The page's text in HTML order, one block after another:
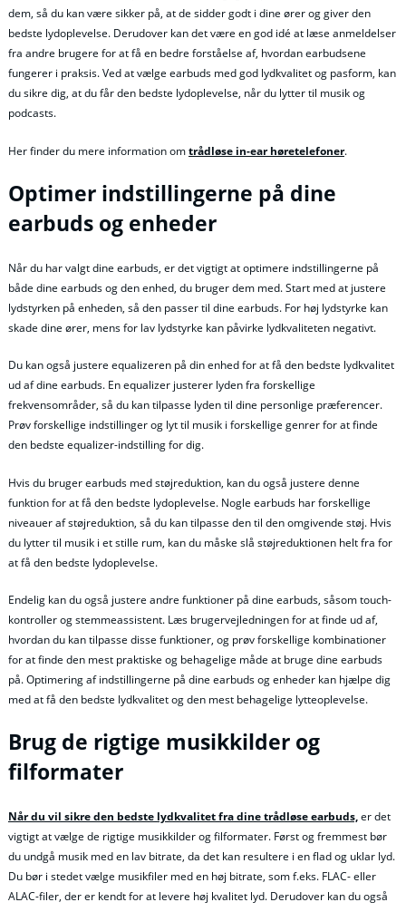
dem, så du kan være sikker på, at de sidder godt i dine ører og giver den
bedste lydoplevelse. Derudover kan det være en god idé at læse anmeldelser
fra andre brugere for at få en bedre forståelse af, hvordan earbudsene
fungerer i praksis. Ved at vælge earbuds med god lydkvalitet og pasform, kan
du sikre dig, at du får den bedste lydoplevelse, når du lytter til musik og
podcasts.
Her finder du mere information omtrådløse in-ear høretelefoner.
Optimer indstillingerne på dine
earbuds og enheder
Når du har valgt dine earbuds, er det vigtigt at optimere indstillingerne på
både dine earbuds og den enhed, du bruger dem med. Start med at justere
lydstyrken på enheden, så den passer til dine earbuds. For høj lydstyrke kan
skade dine ører, mens for lav lydstyrke kan påvirke lydkvaliteten negativt.
Du kan også justere equalizeren på din enhed for at få den bedste lydkvalitet
ud af dine earbuds. En equalizer justerer lyden fra forskellige
frekvensområder, så du kan tilpasse lyden til dine personlige præferencer.
Prøv forskellige indstillinger og lyt til musik i forskellige genrer for at finde
den bedste equalizer-indstilling for dig.
Hvis du bruger earbuds med støjreduktion, kan du også justere denne
funktion for at få den bedste lydoplevelse. Nogle earbuds har forskellige
niveauer af støjreduktion, så du kan tilpasse den til den omgivende støj. Hvis
du lytter til musik i et stille rum, kan du måske slå støjreduktionen helt fra for
at få den bedste lydoplevelse.
Endelig kan du også justere andre funktioner på dine earbuds, såsom touch-
kontroller og stemmeassistent. Læs brugervejledningen for at finde ud af,
hvordan du kan tilpasse disse funktioner, og prøv forskellige kombinationer
for at finde den mest praktiske og behagelige måde at bruge dine earbuds
på. Optimering af indstillingerne på dine earbuds og enheder kan hjælpe dig
med at få den bedste lydkvalitet og den mest behagelige lytteoplevelse.
Brug de rigtige musikkilder og
filformater
Når du vil sikre den bedste lydkvalitet fra dine trådløse earbuds,er det
vigtigt at vælge de rigtige musikkilder og filformater. Først og fremmest bør
du undgå musik med en lav bitrate, da det kan resultere i en flad og uklar lyd.
Du bør i stedet vælge musikfiler med en høj bitrate, som f.eks. FLAC- eller
ALAC-filer, der er kendt for at levere høj kvalitet lyd. Derudover kan du også